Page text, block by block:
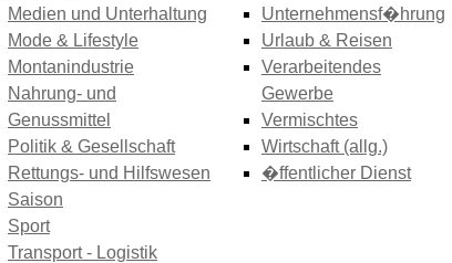
Medien und Unterhaltung
Mode & Lifestyle
Montanindustrie
Nahrung- und
Genussmittel
Politik & Gesellschaft
Rettungs- und Hilfswesen
Saison
Sport
Transport - Logistik
Unternehmensf�hrung
Urlaub & Reisen
Verarbeitendes
Gewerbe
Vermischtes
Wirtschaft (allg.)
�ffentlicher Dienst